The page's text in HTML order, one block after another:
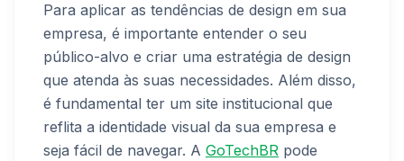
Para aplicar as tendências de design em sua
empresa, é importante entender o seu
público-alvo e criar uma estratégia de design
que atenda às suas necessidades. Além disso,
é fundamental ter um site institucional que
reflita a identidade visual da sua empresa e
seja fácil de navegar. A GoTechBR pode